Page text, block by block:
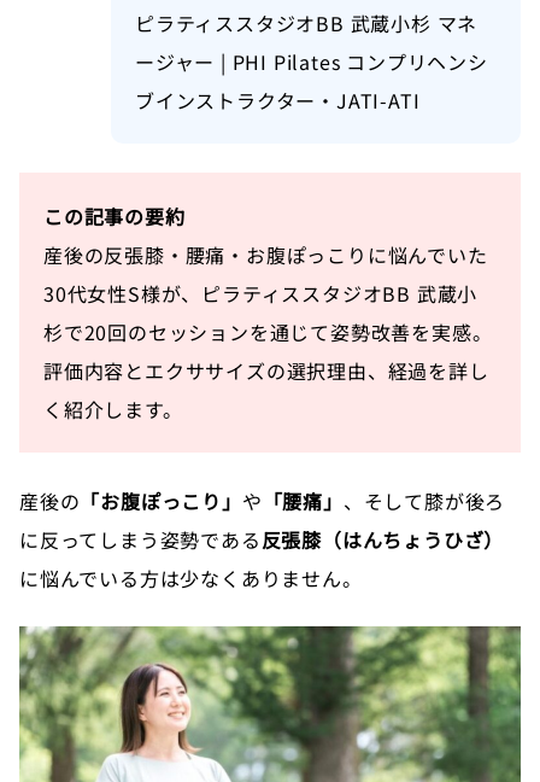
ピラティススタジオBB 武蔵小杉 マネ
ージャー | PHI Pilates コンプリヘンシ
ブインストラクター・JATI-ATI
この記事の要約
産後の反張膝・腰痛・お腹ぽっこりに悩んでいた
30代女性S様が、ピラティススタジオBB 武蔵小
杉で20回のセッションを通じて姿勢改善を実感。
評価内容とエクササイズの選択理由、経過を詳し
く紹介します。
産後の 「お腹ぽっこり」 や 「腰痛」 、そして膝が後ろ
に反ってしまう姿勢である反張膝（はんちょうひざ）
に悩んでいる方は少なくありません。